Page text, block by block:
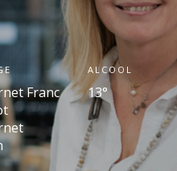
Franc
ALCOOL
13°